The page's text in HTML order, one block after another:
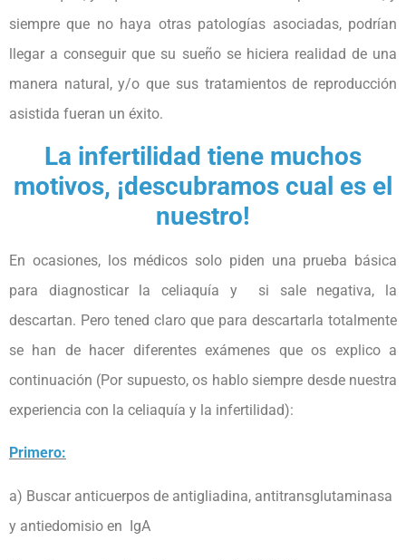
siempre que no haya otras patologías asociadas, podrían
llegar a conseguir que su sueño se hiciera realidad de una
manera natural, y/o que sus tratamientos de reproducción
asistida fueran un éxito.
La infertilidad tiene muchos
motivos, ¡descubramos cual es el
nuestro!
En ocasiones, los médicos solo piden una prueba básica
para diagnosticar la celiaquía y si sale negativa, la
descartan. Pero tened claro que para descartarla totalmente
se han de hacer diferentes exámenes que os explico a
continuación (Por supuesto, os hablo siempre desde nuestra
experiencia con la celiaquía y la infertilidad):
Primero:
a) Buscar anticuerpos de antigliadina, antitransglutaminasa
y antiedomisio en IgA